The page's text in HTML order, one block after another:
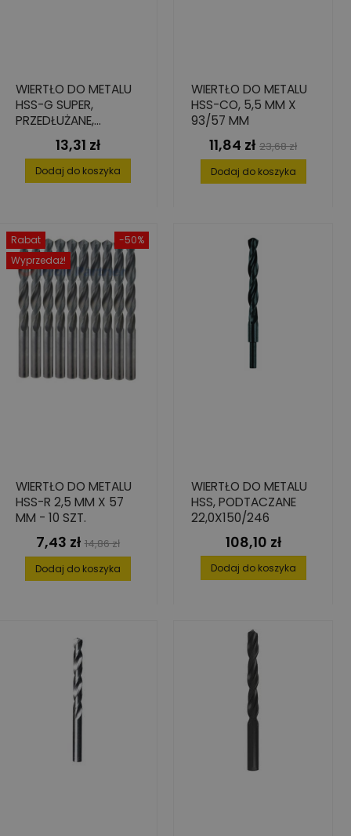
WIERTŁO DO METALU
HSS-G SUPER,
PRZEDŁUŻANE,
5,5X91/139
Cena
13,31 zł
Dodaj do koszyka
WIERTŁO DO METALU
HSS-CO, 5,5 MM X
93/57 MM
Cena
11,84 zł Cena
podstawowa
23,68 zł
Dodaj do koszyka
-50%
Rabat
Wyprzedaż!
WIERTŁO DO METALU
HSS-R 2,5 MM X 57
MM - 10 SZT.
Cena
7,43 zł Cena
podstawowa
14,86 zł
Dodaj do koszyka
WIERTŁO DO METALU
HSS, PODTACZANE
22,0X150/246
Cena
108,10 zł
Dodaj do koszyka